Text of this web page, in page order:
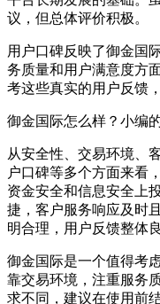
议，但总体评价积极。
用户口碑反映了御金国
务质量和用户满意度方
考这些真实的用户反馈
御金国际怎么样？小编
从安全性、交易环境、
户口碑等多个方面来看
资金安全和信息安全上
捷，客户服务响应及时
明合理，用户反馈整体良
御金国际是一个值得考
靠交易环境，注重服务
求不同，建议在使用前